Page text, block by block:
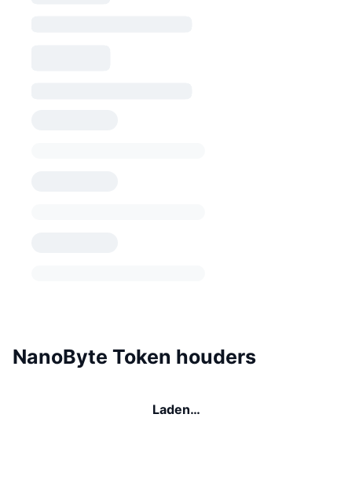
NanoByte Token houders
Laden…